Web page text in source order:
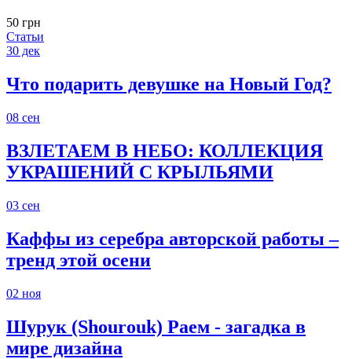
50 грн
Статьи
30 дек
Что подарить девушке на Новый Год?
08 сен
ВЗЛЕТАЕМ В НЕБО: КОЛЛЕКЦИЯ
УКРАШЕНИЙ С КРЫЛЬЯМИ
03 сен
Каффы из серебра авторской работы –
тренд этой осени
02 ноя
Шурук (Shourouk) Раем - загадка в
мире дизайна